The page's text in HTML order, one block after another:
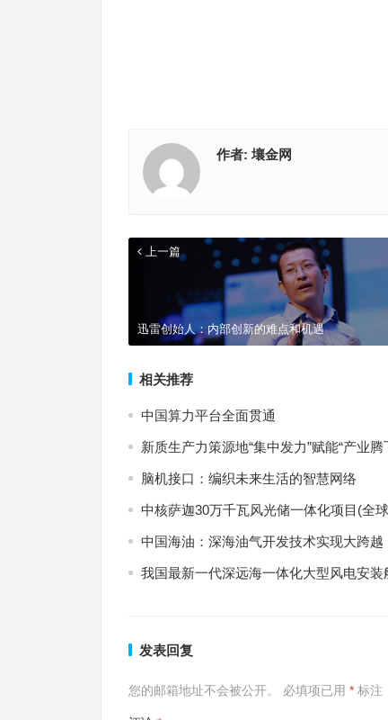
作者: 壤金网
上一篇
迅雷创始人：内部创新的难点和机遇
相关推荐
中国算力平台全面贯通
新质生产力策源地“集中发力”赋能“产业腾
脑机接口：编织未来生活的智慧网络
中核萨迦30万千瓦风光储一体化项目(全
中国海油：深海油气开发技术实现大跨越
我国最新一代深远海一体化大型风电安装
发表回复
您的邮箱地址不会被公开。 必填项已用 * 标注